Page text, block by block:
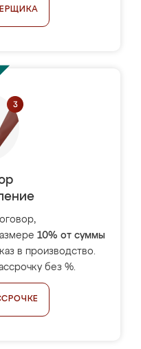
10% от суммы
в производство.
без %.